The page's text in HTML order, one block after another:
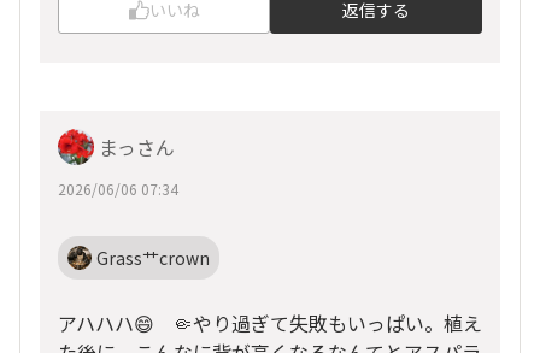
いいね 返信する
まっさん
2026/06/06 07:34
Grass艹crown
アハハハ😄 🤏やり過ぎて失敗もいっぱい。植え